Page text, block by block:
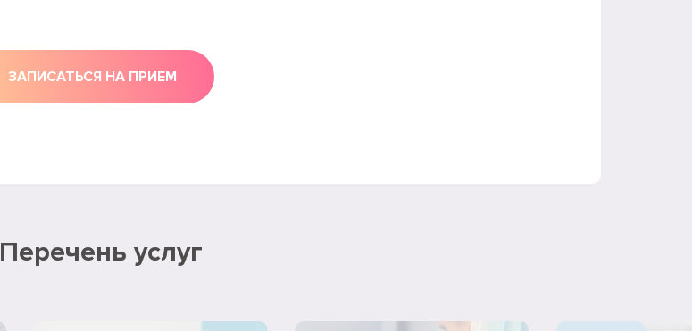
ЗАПИСАТЬСЯ НА ПРИЕМ
Перечень услуг